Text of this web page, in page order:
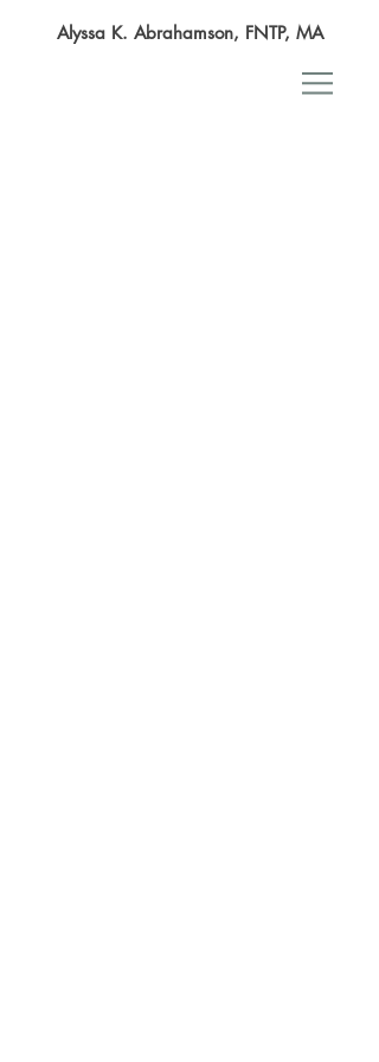
Alyssa K. Abrahamson, FNTP, MA